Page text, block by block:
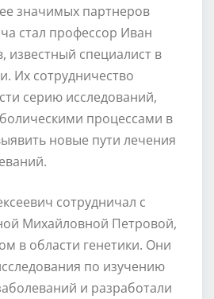
значимых партнеров
стал профессор Иван
известный специалист в
Их сотрудничество
серию исследований,
процессами в
новые пути лечения
сотрудничал с
Михайловной Петровой,
в области генетики. Они
по изучению
и разработали